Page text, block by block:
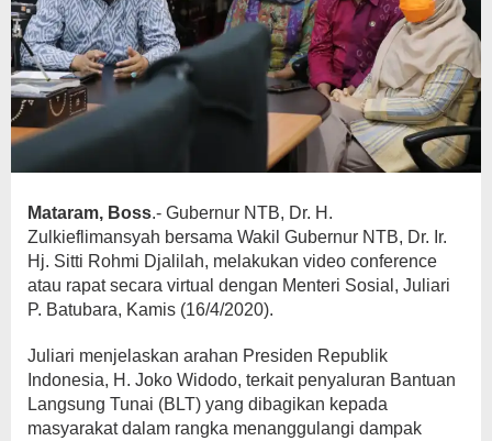
Mataram, Boss.- Gubernur NTB, Dr. H.
Zulkieflimansyah bersama Wakil Gubernur NTB, Dr. Ir.
Hj. Sitti Rohmi Djalilah, melakukan video conference
atau rapat secara virtual dengan Menteri Sosial, Juliari
P. Batubara, Kamis (16/4/2020).
Juliari menjelaskan arahan Presiden Republik
Indonesia, H. Joko Widodo, terkait penyaluran Bantuan
Langsung Tunai (BLT) yang dibagikan kepada
masyarakat dalam rangka menanggulangi dampak